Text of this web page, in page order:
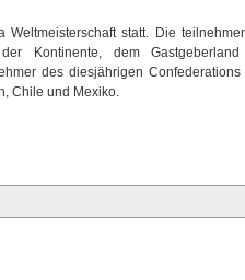
statt. Die
Kontinente, dem
des diesjährigen Confederations
Chile und Mexiko.